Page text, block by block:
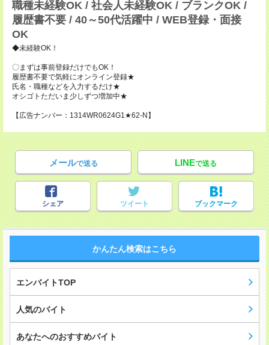
職種未経験OK / 社会人未経験OK / ブランクOK /
履歴書不要 / 40～50代活躍中 / WEB登録・面接
OK
◆未経験OK！
〇まずは事前登録だけでもOK！
履歴書不要で気軽にオンライン登録★
氏名・職種などを入力するだけ★
オシゴトただいま少しずつ増加中★
【広告ナンバー：1314WR0624G1★62-N】
メールで送る LINEで送る
シェア ツイート ブックマーク
かんたん検索はこちら
エンバイトTOP
人気のバイト
あなたへのおすすめバイト